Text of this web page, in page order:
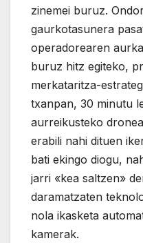
zinemei buruz.
gaurkotasunera
operadorearen
buruz hitz egiteko,
merkataritza-
txanpan, 30 minutu
aurreikusteko
erabili nahi dituen
bati ekingo diogu,
jarri «kea saltzen»
daramatzaten
nola ikasketa
kamerak.